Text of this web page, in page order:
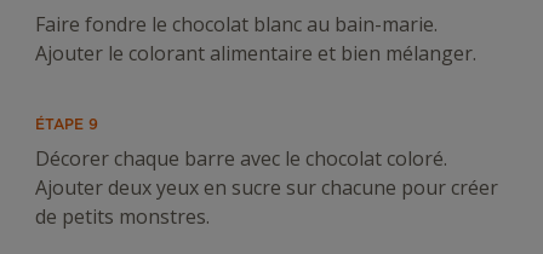
Faire fondre le chocolat blanc au bain-marie.
Ajouter le colorant alimentaire et bien mélanger.
ÉTAPE 9
Décorer chaque barre avec le chocolat coloré.
Ajouter deux yeux en sucre sur chacune pour créer
de petits monstres.